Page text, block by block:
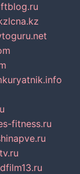
lcna.kz
kuryatnik.info
fitness.ru